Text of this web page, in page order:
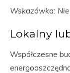
Wskazówka:
Lokalny
Współczesne